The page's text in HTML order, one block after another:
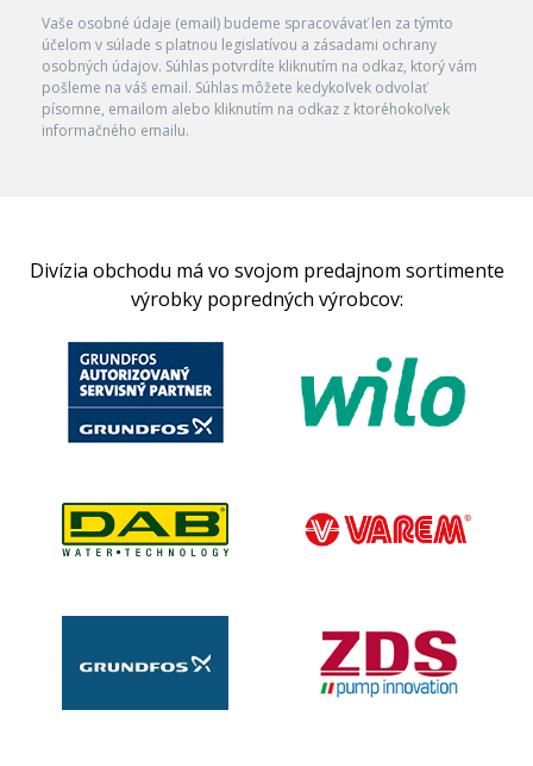
Vaše osobné údaje (email) budeme spracovávať len za týmto
účelom v súlade s platnou legislatívou a zásadami ochrany
osobných údajov. Súhlas potvrdíte kliknutím na odkaz, ktorý vám
pošleme na váš email. Súhlas môžete kedykoľvek odvolať
písomne, emailom alebo kliknutím na odkaz z ktoréhokoľvek
informačného emailu.
Divízia obchodu má vo svojom predajnom sortimente
výrobky popredných výrobcov: